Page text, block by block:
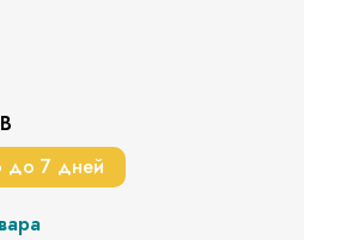
до 7 дней